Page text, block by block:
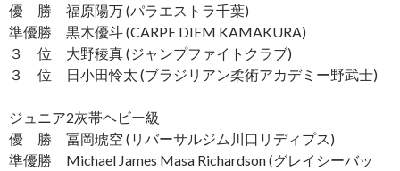
優 勝 福原陽万 (パラエストラ千葉)
準優勝 黒木優斗 (CARPE DIEM KAMAKURA)
３ 位 大野稜真 (ジャンプファイトクラブ)
３ 位 日小田怜太 (ブラジリアン柔術アカデミー野武士)
ジュニア2灰帯ヘビー級
優 勝 冨岡琥空 (リバーサルジム川口リディプス)
準優勝 Michael James Masa Richardson (グレイシーバッ